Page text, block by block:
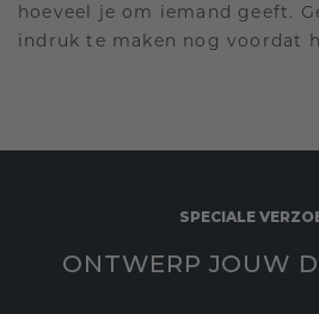
hoeveel je om iemand geeft.
indruk te maken nog voordat
SPECIALE
ONTWERP JOUW